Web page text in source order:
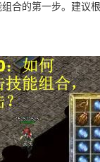
合的第一步。建议